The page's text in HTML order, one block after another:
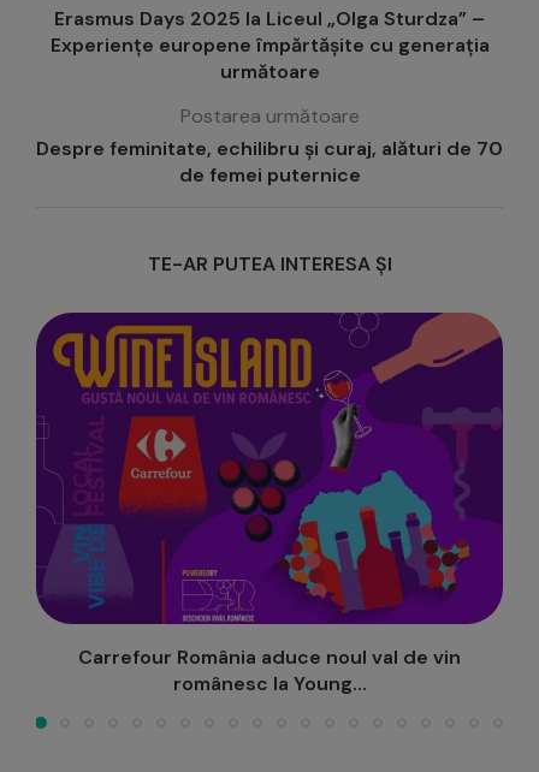
Erasmus Days 2025 la Liceul „Olga Sturdza” –
Experiențe europene împărtășite cu generația
următoare
Postarea următoare
Despre feminitate, echilibru și curaj, alături de 70
de femei puternice
TE-AR PUTEA INTERESA ȘI
Locul I si premii speciale pentru elevii Liceului
“Miron Costin”...